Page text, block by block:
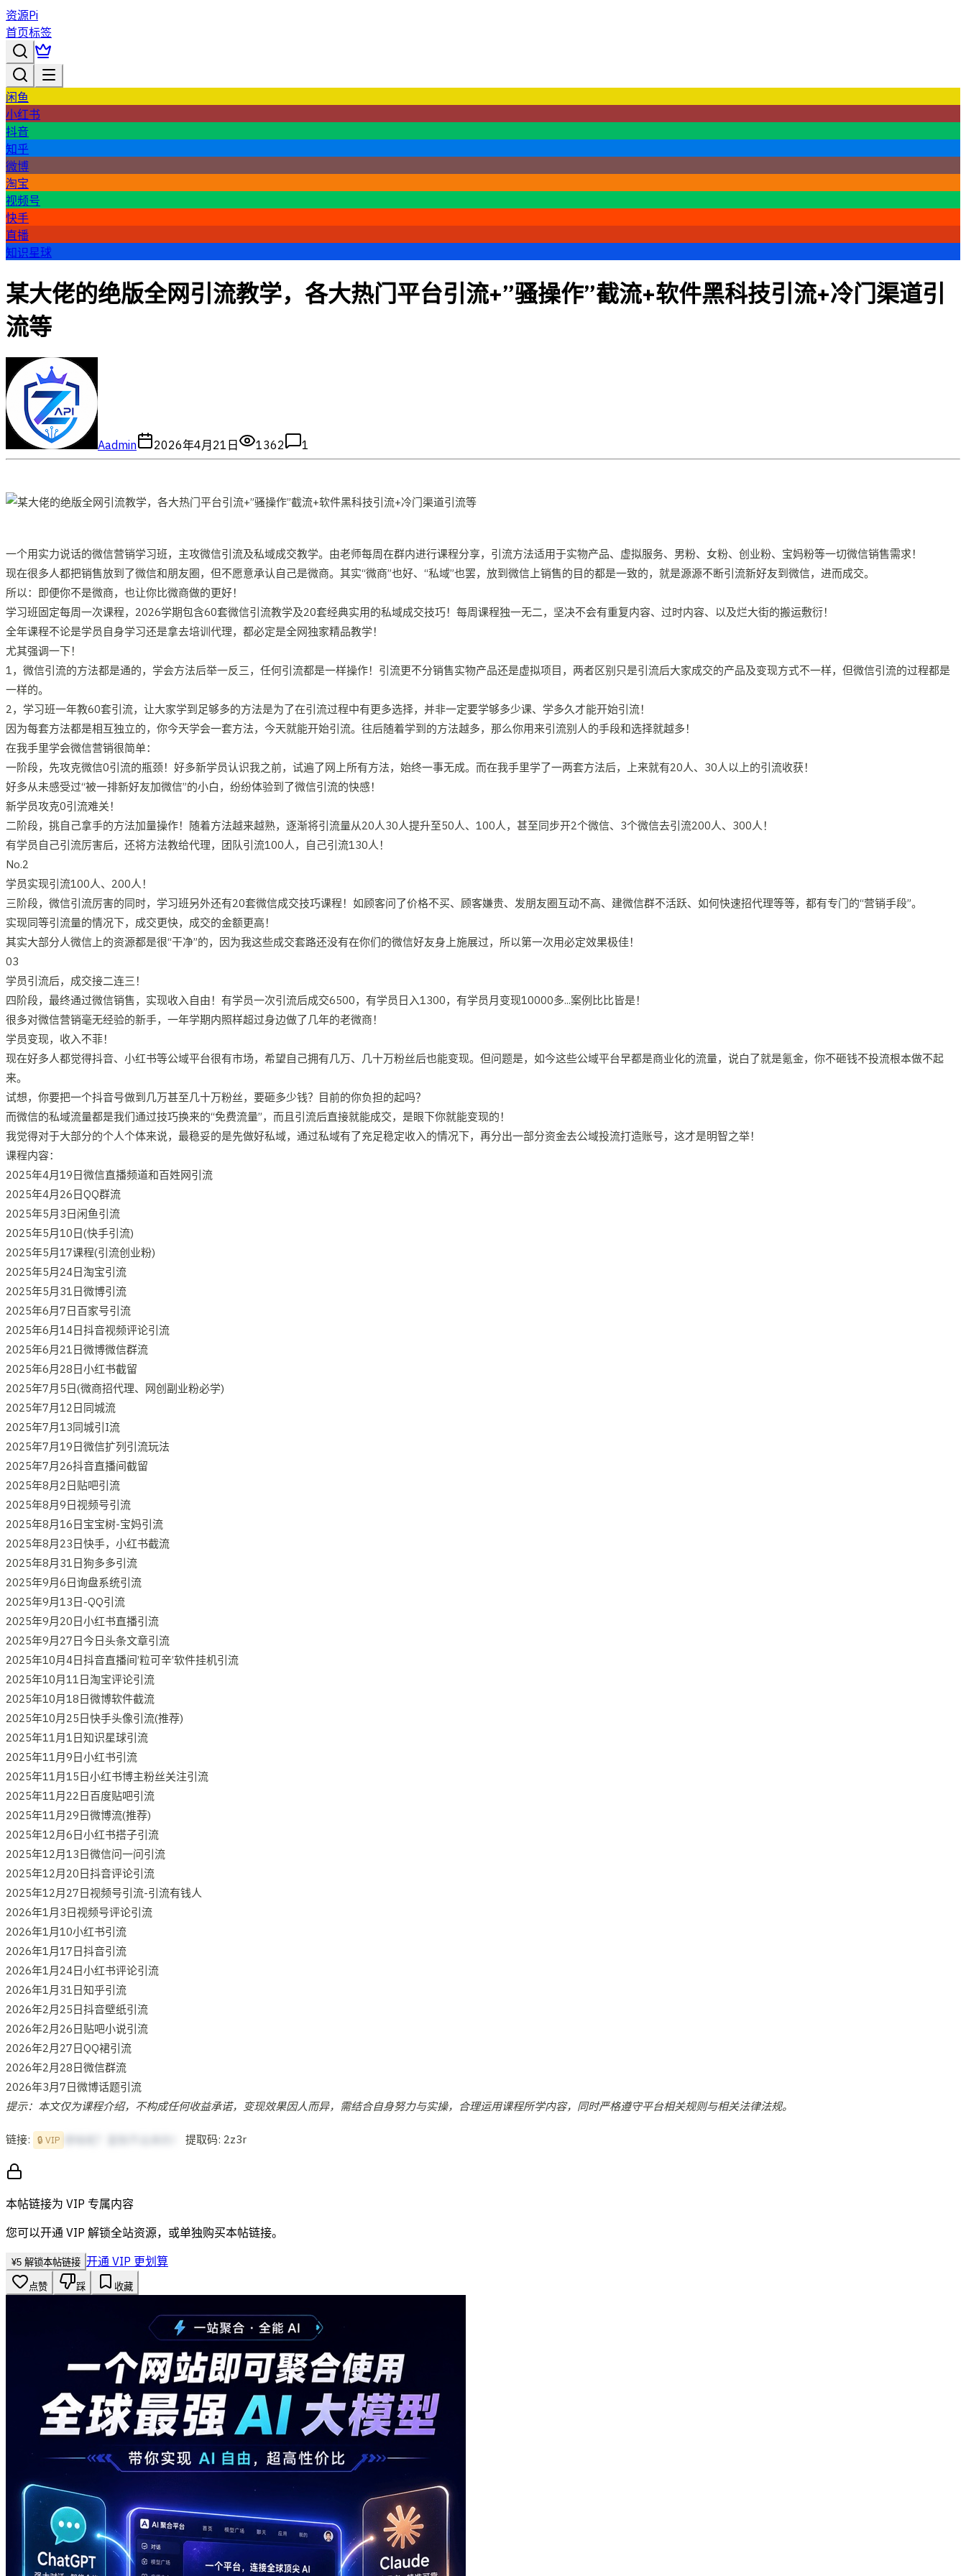
资源Pi
首页标签
闲鱼
小红书
抖音
知乎
微博
淘宝
视频号
快手
直播
知识星球
某大佬的绝版全网引流教学，各大热门平台引流+”骚操作”截流+软件黑科技引流+冷门渠道引
流等
Aadmin 2026年4月21日 1362 1
一个用实力说话的微信营销学习班，主攻微信引流及私域成交教学。由老师每周在群内进行课程分享，引流方法适用于实物产品、虚拟服务、男粉、女粉、创业粉、宝妈粉等一切微信销售需求！
现在很多人都把销售放到了微信和朋友圈，但不愿意承认自己是微商。其实“微商”也好、“私域”也罢，放到微信上销售的目的都是一致的，就是源源不断引流新好友到微信，进而成交。
所以：即便你不是微商，也让你比微商做的更好！
学习班固定每周一次课程，2026学期包含60套微信引流教学及20套经典实用的私域成交技巧！每周课程独一无二，坚决不会有重复内容、过时内容、以及烂大街的搬运敷衍！
全年课程不论是学员自身学习还是拿去培训代理，都必定是全网独家精品教学！
尤其强调一下！
1，微信引流的方法都是通的，学会方法后举一反三，任何引流都是一样操作！引流更不分销售实物产品还是虚拟项目，两者区别只是引流后大家成交的产品及变现方式不一样，但微信引流的过程都是
一样的。
2，学习班一年教60套引流，让大家学到足够多的方法是为了在引流过程中有更多选择，并非一定要学够多少课、学多久才能开始引流！
因为每套方法都是相互独立的，你今天学会一套方法，今天就能开始引流。往后随着学到的方法越多，那么你用来引流别人的手段和选择就越多！
在我手里学会微信营销很简单：
一阶段，先攻克微信0引流的瓶颈！好多新学员认识我之前，试遍了网上所有方法，始终一事无成。而在我手里学了一两套方法后，上来就有20人、30人以上的引流收获！
好多从未感受过“被一排新好友加微信”的小白，纷纷体验到了微信引流的快感！
新学员攻克0引流难关！
二阶段，挑自己拿手的方法加量操作！随着方法越来越熟，逐渐将引流量从20人30人提升至50人、100人，甚至同步开2个微信、3个微信去引流200人、300人！
有学员自己引流厉害后，还将方法教给代理，团队引流100人，自己引流130人！
No.2
学员实现引流100人、200人！
三阶段，微信引流厉害的同时，学习班另外还有20套微信成交技巧课程！如顾客问了价格不买、顾客嫌贵、发朋友圈互动不高、建微信群不活跃、如何快速招代理等等，都有专门的“营销手段”。
实现同等引流量的情况下，成交更快，成交的金额更高！
其实大部分人微信上的资源都是很“干净”的，因为我这些成交套路还没有在你们的微信好友身上施展过，所以第一次用必定效果极佳！
03
学员引流后，成交接二连三！
四阶段，最终通过微信销售，实现收入自由！有学员一次引流后成交6500，有学员日入1300，有学员月变现10000多...案例比比皆是！
很多对微信营销毫无经验的新手，一年学期内照样超过身边做了几年的老微商！
学员变现，收入不菲！
现在好多人都觉得抖音、小红书等公域平台很有市场，希望自己拥有几万、几十万粉丝后也能变现。但问题是，如今这些公域平台早都是商业化的流量，说白了就是氪金，你不砸钱不投流根本做不起
来。
试想，你要把一个抖音号做到几万甚至几十万粉丝，要砸多少钱？目前的你负担的起吗？
而微信的私域流量都是我们通过技巧换来的“免费流量”，而且引流后直接就能成交，是眼下你就能变现的！
我觉得对于大部分的个人个体来说，最稳妥的是先做好私域，通过私域有了充足稳定收入的情况下，再分出一部分资金去公域投流打造账号，这才是明智之举！
课程内容：
2025年4月19日微信直播频道和百姓网引流
2025年4月26日QQ群流
2025年5月3日闲鱼引流
2025年5月10日(快手引流)
2025年5月17课程(引流创业粉)
2025年5月24日淘宝引流
2025年5月31日微博引流
2025年6月7日百家号引流
2025年6月14日抖音视频评论引流
2025年6月21日微博微信群流
2025年6月28日小红书截留
2025年7月5日(微商招代理、网创副业粉必学)
2025年7月12日同城流
2025年7月13同城引I流
2025年7月19日微信扩列引流玩法
2025年7月26抖音直播间截留
2025年8月2日贴吧引流
2025年8月9日视频号引流
2025年8月16日宝宝树-宝妈引流
2025年8月23日快手，小红书截流
2025年8月31日狗多多引流
2025年9月6日询盘系统引流
2025年9月13日-QQ引流
2025年9月20日小红书直播引流
2025年9月27日今日头条文章引流
2025年10月4日抖音直播间’粒可辛’软件挂机引流
2025年10月11日淘宝评论引流
2025年10月18日微博软件截流
2025年10月25日快手头像引流(推荐)
2025年11月1日知识星球引流
2025年11月9日小红书引流
2025年11月15日小红书博主粉丝关注引流
2025年11月22日百度贴吧引流
2025年11月29日微博流(推荐)
2025年12月6日小红书搭子引流
2025年12月13日微信问一问引流
2025年12月20日抖音评论引流
2025年12月27日视频号引流-引流有钱人
2026年1月3日视频号评论引流
2026年1月10小红书引流
2026年1月17日抖音引流
2026年1月24日小红书评论引流
2026年1月31日知乎引流
2026年2月25日抖音壁纸引流
2026年2月26日贴吧小说引流
2026年2月27日QQ裙引流
2026年2月28日微信群流
2026年3月7日微博话题引流
提示：本文仅为课程介绍，不构成任何收益承诺，变现效果因人而异，需结合自身努力与实操，合理运用课程所学内容，同时严格遵守平台相关规则与相关法律法规。
链接: 🔒 VIP 提取码: 2z3r
本帖链接为 VIP 专属内容
您可以开通 VIP 解锁全站资源，或单独购买本帖链接。
¥5 解锁本帖链接 开通 VIP 更划算
点赞 踩 收藏